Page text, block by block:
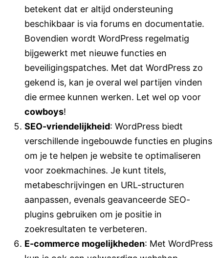
betekent dat er altijd ondersteuning
beschikbaar is via forums en documentatie.
Bovendien wordt WordPress regelmatig
bijgewerkt met nieuwe functies en
beveiligingspatches. Met dat WordPress zo
gekend is, kan je overal wel partijen vinden
die ermee kunnen werken. Let wel op voor
cowboys!
SEO-vriendelijkheid: WordPress biedt
verschillende ingebouwde functies en plugins
om je te helpen je website te optimaliseren
voor zoekmachines. Je kunt titels,
metabeschrijvingen en URL-structuren
aanpassen, evenals geavanceerde SEO-
plugins gebruiken om je positie in
zoekresultaten te verbeteren.
E-commerce mogelijkheden: Met WordPress